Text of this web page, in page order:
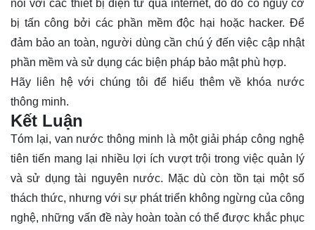
nối với các thiết bị điện tử qua internet, do đó có nguy cơ
bị tấn công bởi các phần mềm độc hại hoặc hacker. Để
đảm bảo an toàn, người dùng cần chú ý đến việc cập nhật
phần mềm và sử dụng các biện pháp bảo mật phù hợp.
Hãy
liên hệvới chúng tôi để hiểu thêm về khóa nước
thông minh.
Kết Luận
Tóm lại, van nước thông minh là một giải pháp công nghệ
tiên tiến mang lại nhiều lợi ích vượt trội trong việc quản lý
và sử dụng tài nguyên nước. Mặc dù còn tồn tại một số
thách thức, nhưng với sự phát triển không ngừng của công
nghệ, những vấn đề này hoàn toàn có thể được khắc phục